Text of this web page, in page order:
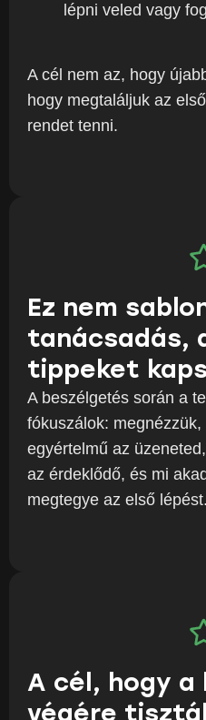
lépni veled vagy
A cél nem az, hogy
hogy megtaláljuk az
rendet tenni.
Ez nem
tanácsadás,
tippeket
A beszélgetés során a
fókuszálok:
egyértelmű az
az érdeklődő, és mi
megtegye az első lépést.
A cél, hogy
végére